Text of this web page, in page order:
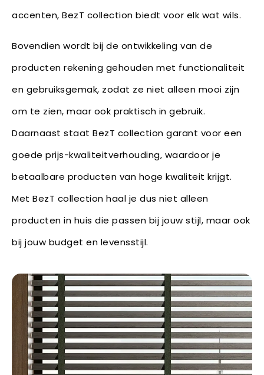
accenten, BezT collection biedt voor elk wat wils.
Bovendien wordt bij de ontwikkeling van de
producten rekening gehouden met functionaliteit
en gebruiksgemak, zodat ze niet alleen mooi zijn
om te zien, maar ook praktisch in gebruik.
Daarnaast staat BezT collection garant voor een
goede prijs-kwaliteitverhouding, waardoor je
betaalbare producten van hoge kwaliteit krijgt.
Met BezT collection haal je dus niet alleen
producten in huis die passen bij jouw stijl, maar ook
bij jouw budget en levensstijl.